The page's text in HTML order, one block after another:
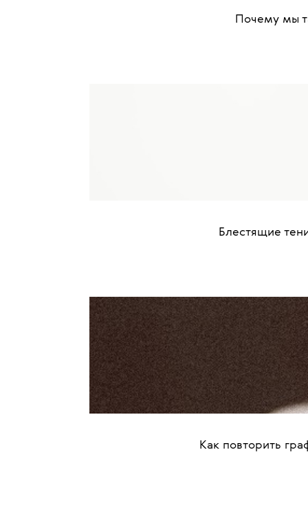
Почему мы
Блестящие
Как повторить